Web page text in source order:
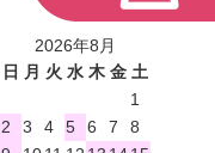
2026年8月
日 月 火 水 木 金 土
1
2
3 4 5 6 7
8